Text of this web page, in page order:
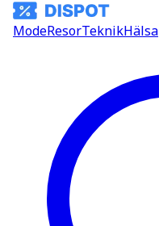
ModeResorTeknikHälsa